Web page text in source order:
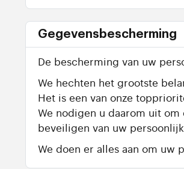
Gegevensbescherming
De bescherming van uw
We hechten het grootste
Het is een van onze
We nodigen u daarom uit
beveiligen van uw
We doen er alles aan om